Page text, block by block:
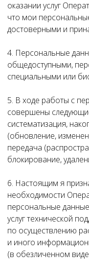
оказании услуг
что мои
достоверными и
4. Персональные
общедоступными,
специальными или
5. В ходе работы с
совершены
систематизация,
(обновление,
передача
блокирование,
6. Настоящим я
необходимости
персональные
услуг технической
по осуществлению
и иного
(в обезличенном